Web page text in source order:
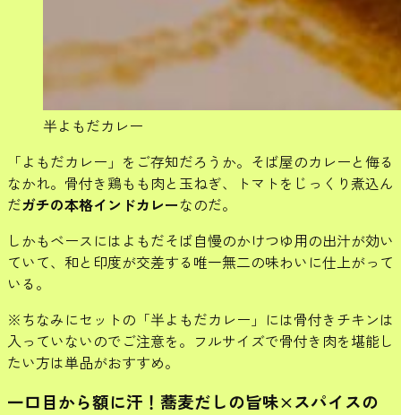
半よもだカレー
「よもだカレー」をご存知だろうか。そば屋のカレーと侮る
なかれ。骨付き鶏もも肉と玉ねぎ、トマトをじっくり煮込ん
だガチの本格インドカレーなのだ。
しかもベースにはよもだそば自慢のかけつゆ用の出汁が効い
ていて、和と印度が交差する唯一無二の味わいに仕上がって
いる。
※ちなみにセットの「半よもだカレー」には骨付きチキンは
入っていないのでご注意を。フルサイズで骨付き肉を堪能し
たい方は単品がおすすめ。
一口目から額に汗！蕎麦だしの旨味×スパイスの